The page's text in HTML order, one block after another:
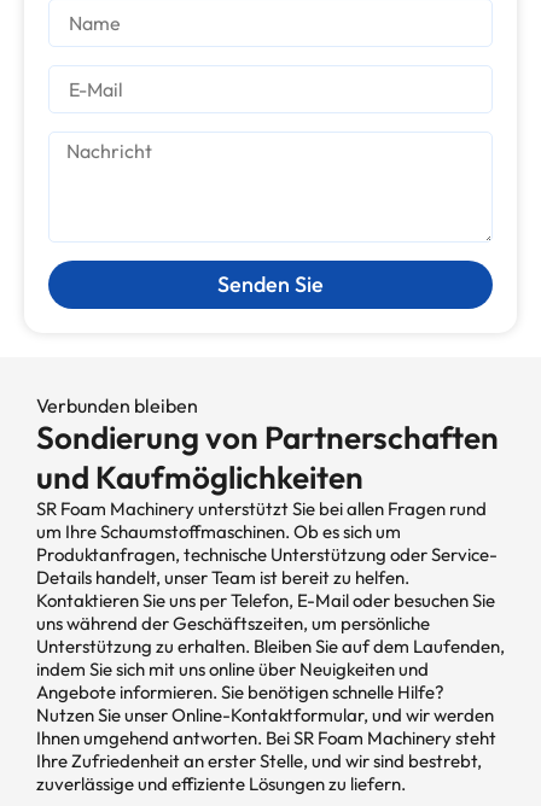
Senden Sie
Verbunden bleiben
Sondierung von Partnerschaften
und Kaufmöglichkeiten
SR Foam Machinery unterstützt Sie bei allen Fragen rund
um Ihre Schaumstoffmaschinen. Ob es sich um
Produktanfragen, technische Unterstützung oder Service-
Details handelt, unser Team ist bereit zu helfen.
Kontaktieren Sie uns per Telefon, E-Mail oder besuchen Sie
uns während der Geschäftszeiten, um persönliche
Unterstützung zu erhalten. Bleiben Sie auf dem Laufenden,
indem Sie sich mit uns online über Neuigkeiten und
Angebote informieren. Sie benötigen schnelle Hilfe?
Nutzen Sie unser Online-Kontaktformular, und wir werden
Ihnen umgehend antworten. Bei SR Foam Machinery steht
Ihre Zufriedenheit an erster Stelle, und wir sind bestrebt,
zuverlässige und effiziente Lösungen zu liefern.